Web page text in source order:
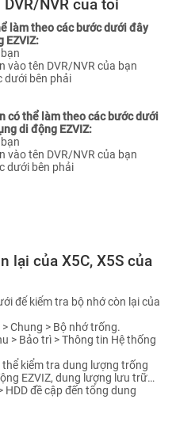
NVR của tôi
làm theo các bước dưới đây
EZVIZ:
vào tên DVR/NVR của bạn
dưới bên phải
có thể làm theo các bước dưới
di động EZVIZ:
vào tên DVR/NVR của bạn
dưới bên phải
lại của X5C, X5S của
để kiểm tra bộ nhớ còn lại của
Chung > Bộ nhớ trống.
> Bảo trì > Thông tin Hệ thống
kiểm tra dung lượng trống
EZVIZ, dung lượng lưu trữ
đề cập đến tổng dung